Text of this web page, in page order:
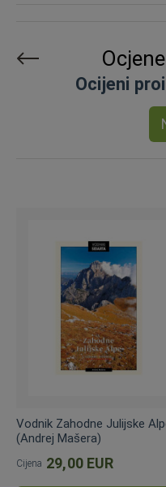
Ocijeni
Vodnik Zahodne Julijske
(Andrej Mašera)
Cijena 29,00 EUR